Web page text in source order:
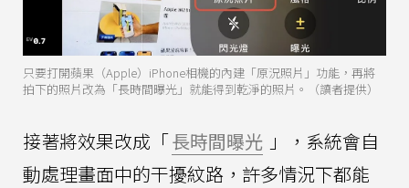
只要打開蘋果（Apple）iPhone相機的內建「原況照片」功能，再將
拍下的照片改為「長時間曝光」就能得到乾淨的照片。（讀者提供）
接著將效果改成「長時間曝光 」，系統會自
動處理畫面中的干擾紋路，許多情況下都能